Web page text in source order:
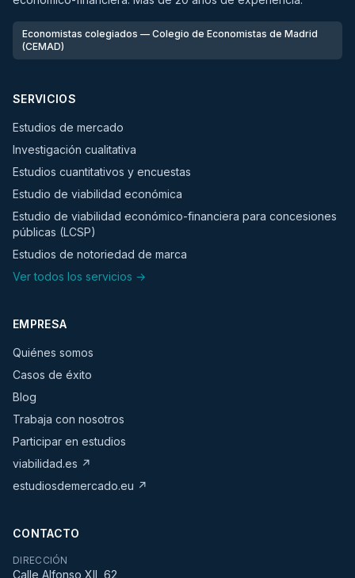
Economistas colegiados — Colegio de Economistas de Madrid
(CEMAD)
SERVICIOS
Estudios de mercado
Investigación cualitativa
Estudios cuantitativos y encuestas
Estudio de viabilidad económica
Estudio de viabilidad económico-financiera para concesiones
públicas (LCSP)
Estudios de notoriedad de marca
Ver todos los servicios →
EMPRESA
Quiénes somos
Casos de éxito
Blog
Trabaja con nosotros
Participar en estudios
viabilidad.es ↗
estudiosdemercado.eu ↗
CONTACTO
DIRECCIÓN
Calle Alfonso XII, 62